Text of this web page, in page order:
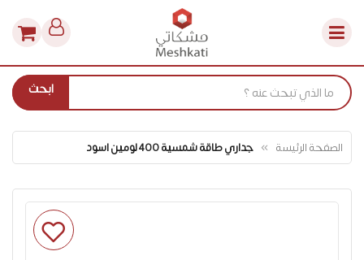
ابحث
الصفحة الرئيسة جداري طاقة شمسية 400 لومين اسود
انتقل